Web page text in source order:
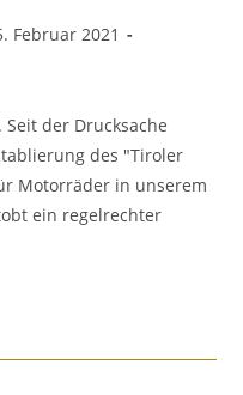
Februar 2021
Seit der Drucksache
des "Tiroler
Motorräder in unserem
ein regelrechter